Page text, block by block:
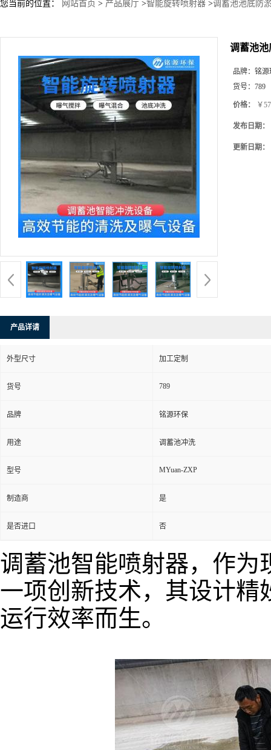
您当前的位置： 网站首页 > 产品展厅 >智能旋转喷射器 >调蓄池池底防
调蓄池池
品牌： 铭源
货号： 789
价格： ￥
发布日期：
更新日期：
产品详请
外型尺寸 加工定制
货号 789
品牌 铭源环保
用途 调蓄池冲洗
型号 MYuan-ZXP
制造商 是
是否进口 否
调蓄池智能喷射器，作为
一项创新技术，其设计精
运行效率而生。